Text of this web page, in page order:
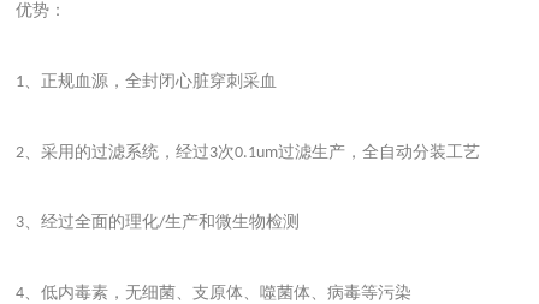
优势：
1 、正规血源，全封闭心脏穿刺采血
2 、采用的过滤系统，经过3次0.1um过滤生产，全自动分装工艺
3、经过全面的理化/生产和微生物检测
4 、低内毒素，无细菌、支原体、噬菌体、病毒等污染